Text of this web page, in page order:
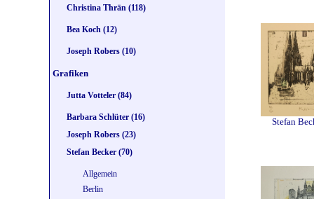
Christina Thrän (118)
Bea Koch (12)
Joseph Robers (10)
Grafiken
Jutta Votteler (84)
Barbara Schlüter (16)
Joseph Robers (23)
Stefan Becker (70)
Allgemein
Berlin
Stefan